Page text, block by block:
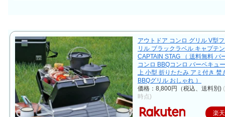
アウトドア コンロ グリル V型
リル ブラックラベル キャプテ
CAPTAIN STAG （ 送料無料 バ
コンロ BBQコンロ バーベキュ
上 小型 折りたたみ アミ付き 焚
BBQグリル おしゃれ ）
価格：8,800円（税込、送料別)
時点)
楽